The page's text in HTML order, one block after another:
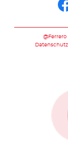
@Ferrero